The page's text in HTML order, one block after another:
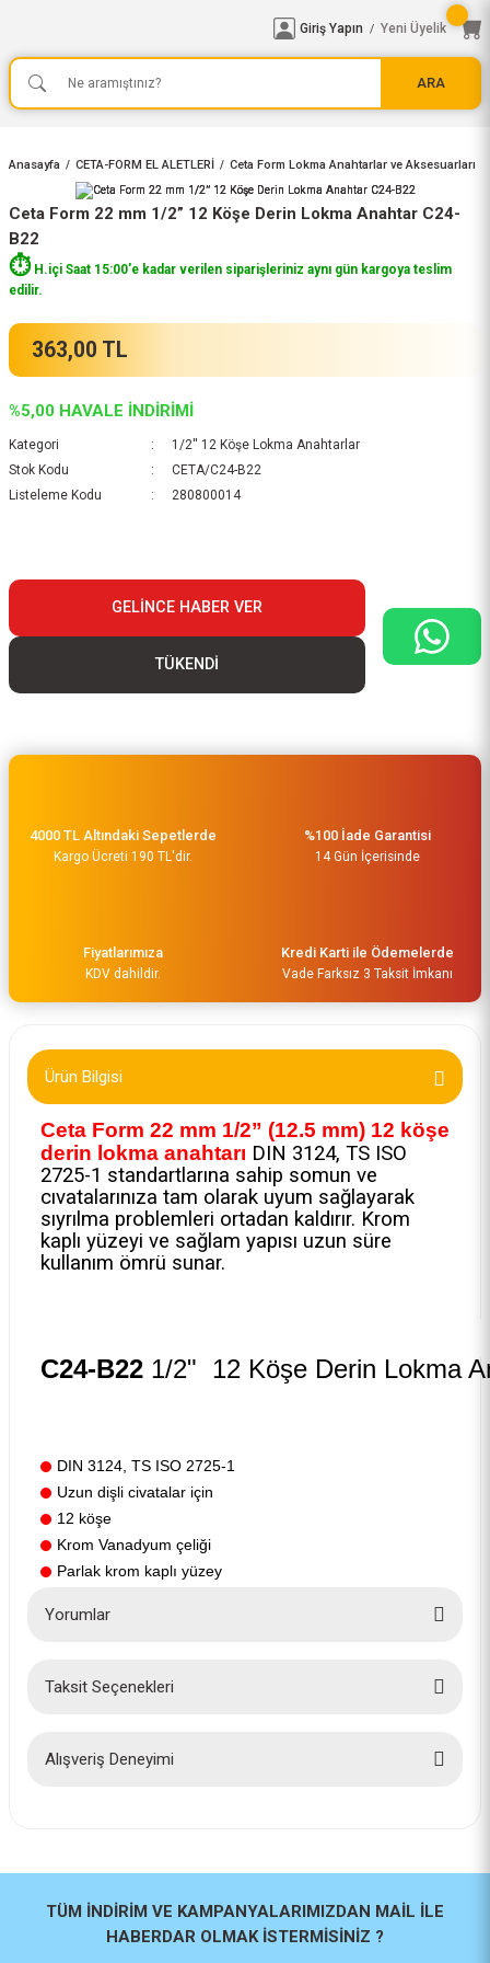
ARA
Giriş Yapın / Yeni Üyelik
Anasayfa CETA-FORM EL ALETLERİ Ceta Form Lokma Anahtarlar ve Aksesuarları
Ceta Form 22 mm 1/2” 12 Köşe Derin Lokma Anahtar C24-
B22
⏱️H.içi Saat 15:00'e kadar verilen siparişleriniz aynı gün kargoya teslim
edilir.
363,00 TL
%5,00 HAVALE İNDİRİMİ
Kategori
1/2'' 12 Köşe Lokma Anahtarlar
Stok Kodu
CETA/C24-B22
Listeleme Kodu
280800014
GELINCE HABER VER
TÜKENDİ
4000 TL Altındaki Sepetlerde
Kargo Ücreti 190 TL'dir.
%100 İade Garantisi
14 Gün İçerisinde
Fiyatlarımıza
KDV dahildir.
Kredi Karti ile Ödemelerde
Vade Farksız 3 Taksit İmkanı
Ürün Bilgisi
Ceta Form 22 mm 1/2” (12.5 mm) 12 köşe
derin lokma anahtarı DIN 3124, TS ISO
2725-1 standartlarına sahip somun ve
cıvatalarınıza tam olarak uyum sağlayarak
sıyrılma problemleri ortadan kaldırır. Krom
kaplı yüzeyi ve sağlam yapısı uzun süre
kullanım ömrü sunar.
C24-B22 1/2" 12 Köşe Derin Lokma
DIN 3124, TS ISO 2725-1
Uzun dişli civatalar için
12 köşe
Krom Vanadyum çeliği
Parlak krom kaplı yüzey
Yorumlar
Taksit Seçenekleri
Alışveriş Deneyimi
TÜM İNDİRİM VE KAMPANYALARIMIZDAN MAİL İLE
HABERDAR OLMAK İSTERMİSİNİZ ?